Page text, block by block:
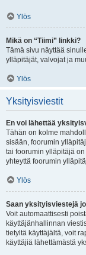
Ylös
Mikä on “Tiimi” linkki?
Tämä sivu näyttää
ylläpitäjät, valvojat ja
Ylös
Yksityisviestit
En voi lähettää
Tähän on kolme
sisään, foorumin
tai foorumin ylläpitäjä
yhteyttä foorumin
Ylös
Saan yksityisviestejä
Voit automaattisesti
käyttäjänhallinnan
tietyltä käyttäjältä, voit
käyttäjiä lähettämästä